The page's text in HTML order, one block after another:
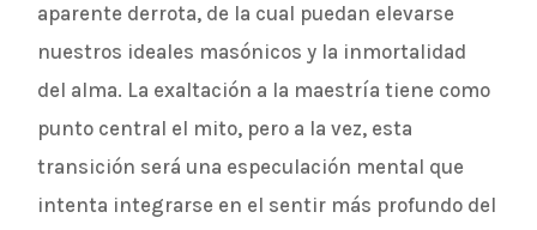
aparente derrota, de la cual puedan elevarse
nuestros ideales masónicos y la inmortalidad
del alma. La exaltación a la maestría tiene como
punto central el mito, pero a la vez, esta
transición será una especulación mental que
intenta integrarse en el sentir más profundo del